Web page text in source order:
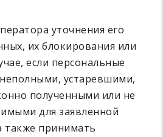
уточнения его
их блокирования или
если персональные
устаревшими,
полученными или не
для заявленной
также принимать